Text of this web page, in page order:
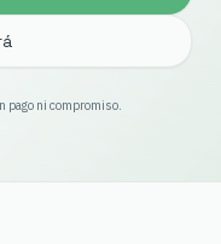
pago ni compromiso.